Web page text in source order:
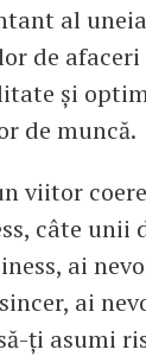
al
de
și
de muncă.
viitor
câte
ai
ai
ți asumi